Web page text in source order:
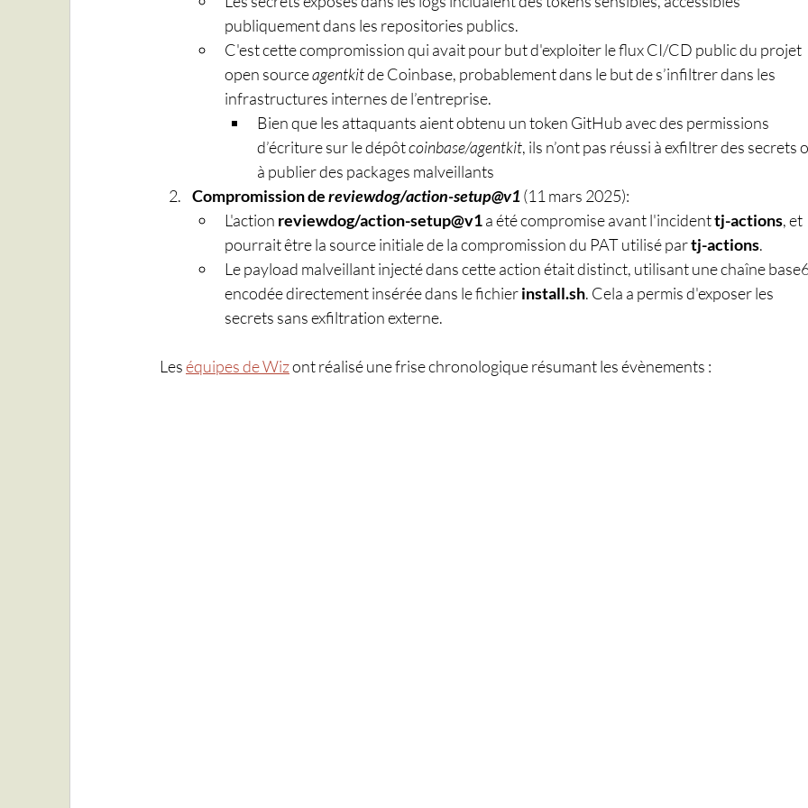
publiquement dans les repositories publics.
C'est cette compromission qui avait pour but d'exploiter le flux CI/CD public du projet
open source agentkit de Coinbase, probablement dans le but de s’infiltrer dans les
infrastructures internes de l’entreprise.
Bien que les attaquants aient obtenu un token GitHub avec des permissions
d’écriture sur le dépôt coinbase/agentkit, ils n’ont pas réussi à exfiltrer des secrets
à publier des packages malveillants
Compromission de reviewdog/action-setup@v1 (11 mars 2025):
L'action reviewdog/action-setup@v1 a été compromise avant l'incident tj-actions, et
pourrait être la source initiale de la compromission du PAT utilisé par tj-actions.
Le payload malveillant injecté dans cette action était distinct, utilisant une chaîne
encodée directement insérée dans le fichier install.sh. Cela a permis d'exposer les
secrets sans exfiltration externe.
Les équipes de Wiz ont réalisé une frise chronologique résumant les évènements :